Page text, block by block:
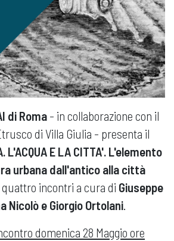
di Roma - in collaborazione con il
di Villa Giulia - presenta il
L'ACQUA E LA CITTA'. L'elemento
urbana dall'antico alla città
quattro incontri a cura di Giuseppe
Nicolò e Giorgio Ortolani.
domenica 28 Maggio ore